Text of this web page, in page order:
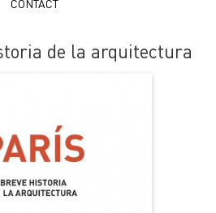
CONTACT
de la arquitectura